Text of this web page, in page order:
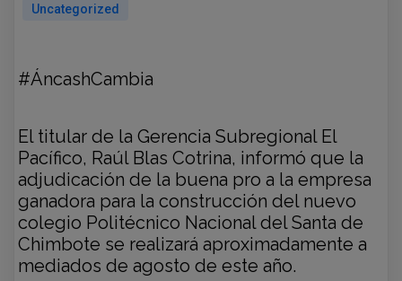
Uncategorized
#ÁncashCambia
El titular de la Gerencia Subregional El
Pacífico, Raúl Blas Cotrina, informó que la
adjudicación de la buena pro a la empresa
ganadora para la construcción del nuevo
colegio Politécnico Nacional del Santa de
Chimbote se realizará aproximadamente a
mediados de agosto de este año.